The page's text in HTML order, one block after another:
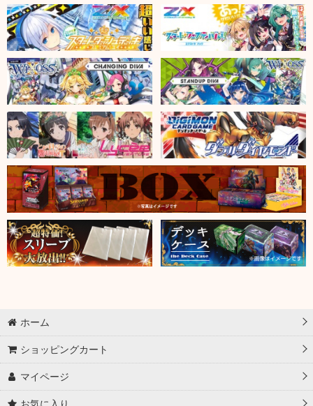
ホーム
ショッピングカート
マイページ
お気に入り